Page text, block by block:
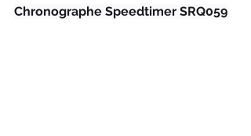
Chronographe Speedtimer SRQ059